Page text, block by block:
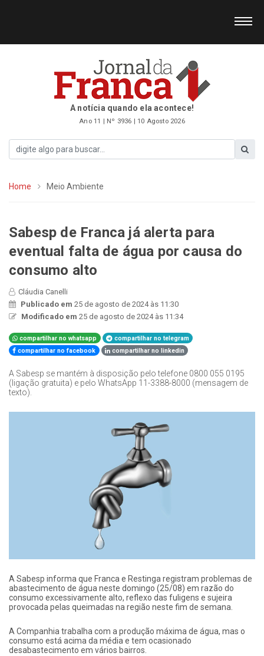
A notícia quando ela acontece!
Ano 11 | Nº 3936 | 10 Agosto 2026
Home Meio Ambiente
Sabesp de Franca já alerta para
eventual falta de água por causa do
consumo alto
Cláudia Canelli
Publicado em 25 de agosto de 2024 às 11:30
Modificado em 25 de agosto de 2024 às 11:34
compartilhar no whatsapp
compartilhar no telegram
compartilhar no facebook
compartilhar no linkedin
A Sabesp se mantém à disposição pelo telefone 0800 055 0195
(ligação gratuita) e pelo WhatsApp 11-3388-8000 (mensagem de
texto).
A Sabesp informa que Franca e Restinga registram problemas de
abastecimento de água neste domingo (25/08) em razão do
consumo excessivamente alto, reflexo das fuligens e sujeira
provocada pelas queimadas na região neste fim de semana.
A Companhia trabalha com a produção máxima de água, mas o
consumo está acima da média e tem ocasionado
desabastecimento em vários bairros.